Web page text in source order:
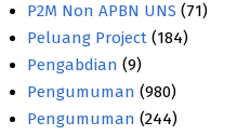
P2M Non APBN UNS (71)
Peluang Project (184)
Pengabdian (9)
Pengumuman (980)
Pengumuman (244)